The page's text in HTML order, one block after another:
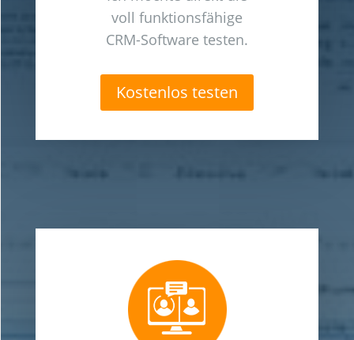
voll funktionsfähige
CRM-Software testen.
Kostenlos testen